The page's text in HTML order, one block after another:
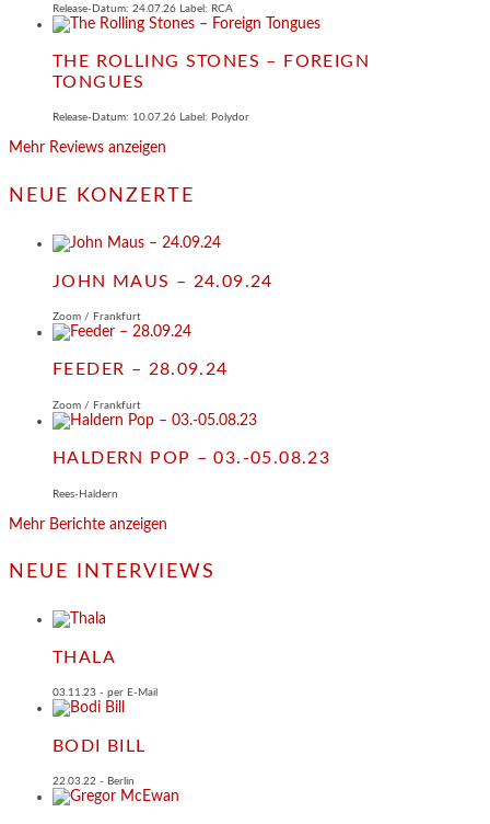
Release-Datum: 24.07.26 Label: RCA
THE ROLLING STONES – FOREIGN
TONGUES
Release-Datum: 10.07.26 Label: Polydor
Mehr Reviews anzeigen
NEUE KONZERTE
JOHN MAUS – 24.09.24
Zoom / Frankfurt
FEEDER – 28.09.24
Zoom / Frankfurt
HALDERN POP – 03.-05.08.23
Rees-Haldern
Mehr Berichte anzeigen
NEUE INTERVIEWS
THALA
03.11.23 - per E-Mail
BODI BILL
22.03.22 - Berlin